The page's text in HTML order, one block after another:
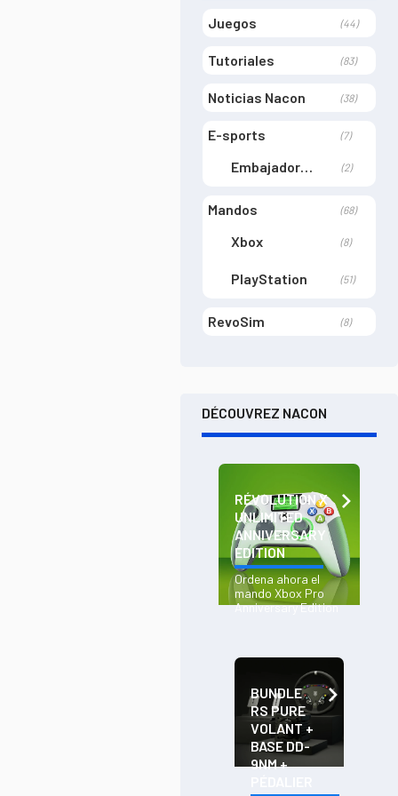
Juegos (44)
Tutoriales (83)
Noticias Nacon (38)
E-sports (7)
Embajadores (2)
Mandos (68)
Xbox (8)
PlayStation (51)
RevoSim (8)
DÉCOUVREZ NACON
RÉVOLUTION X
UNLIMITED
ANNIVERSARY
EDITION
Ordena ahora el
mando Xbox Pro
Anniversary Edition
BUNDLE
RS PURE
VOLANT +
BASE DD-
9NM +